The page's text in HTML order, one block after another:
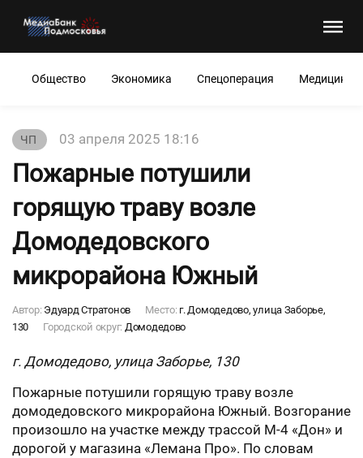
Общество Экономика Спецоперация Медицина
ЧП 03 апреля 2025 18:16
Пожарные потушили
горящую траву возле
Домодедовского
микрорайона Южный
Автор: Эдуард Стратонов Место: г. Домодедово, улица Заборье,
130
Городской округ: Домодедово
г. Домодедово, улица Заборье, 130
Пожарные потушили горящую траву возле
домодедовского микрорайона Южный. Возгорание
произошло на участке между трассой М-4 «Дон» и
дорогой у магазина «Лемана Про». По словам